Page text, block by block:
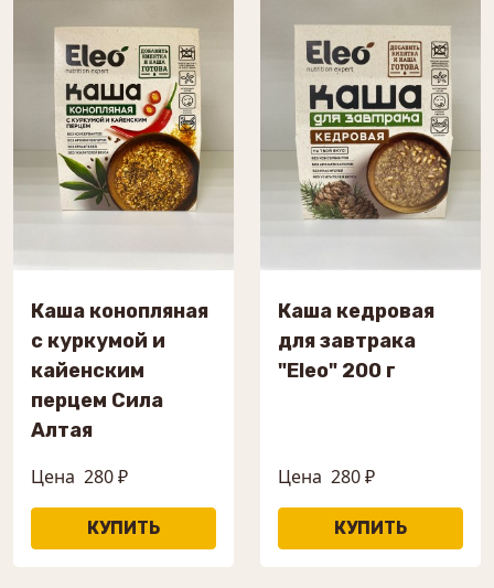
Каша конопляная
с куркумой и
кайенским
перцем Сила
Алтая
Цена 280 ₽
Каша кедровая
для завтрака
"Eleo" 200 г
Цена 280 ₽